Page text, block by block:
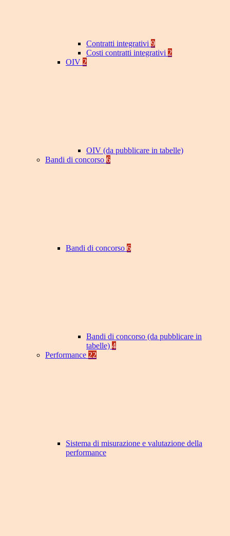
Contratti integrativi 9
Costi contratti integrativi 2
OIV 2
OIV (da pubblicare in tabelle)
Bandi di concorso 6
Bandi di concorso 6
Bandi di concorso (da pubblicare in
tabelle) 4
Performance 22
Sistema di misurazione e valutazione della
performance